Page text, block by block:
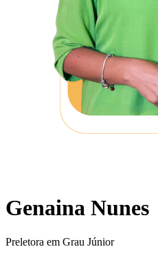
Genaina Nunes
Preletora em Grau Júnior